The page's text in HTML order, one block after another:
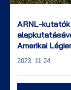
ARNL-
Amerikai
2023. 11 24.